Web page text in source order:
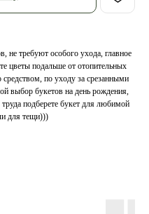
не требуют особого ухода, главное
цветы подальше от отопительных
по уходу за срезанными
выбор букетов на день рождения,
подберете букет для любимой
для тещи)))